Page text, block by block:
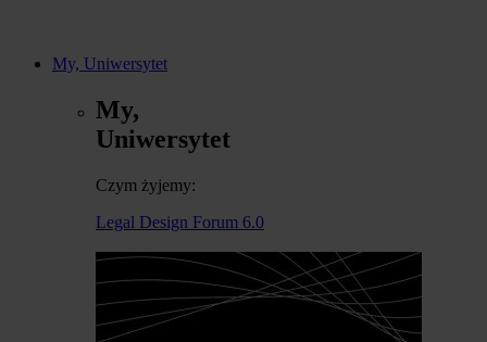
My, Uniwersytet
My,
Uniwersytet
Czym żyjemy:
Legal Design Forum 6.0